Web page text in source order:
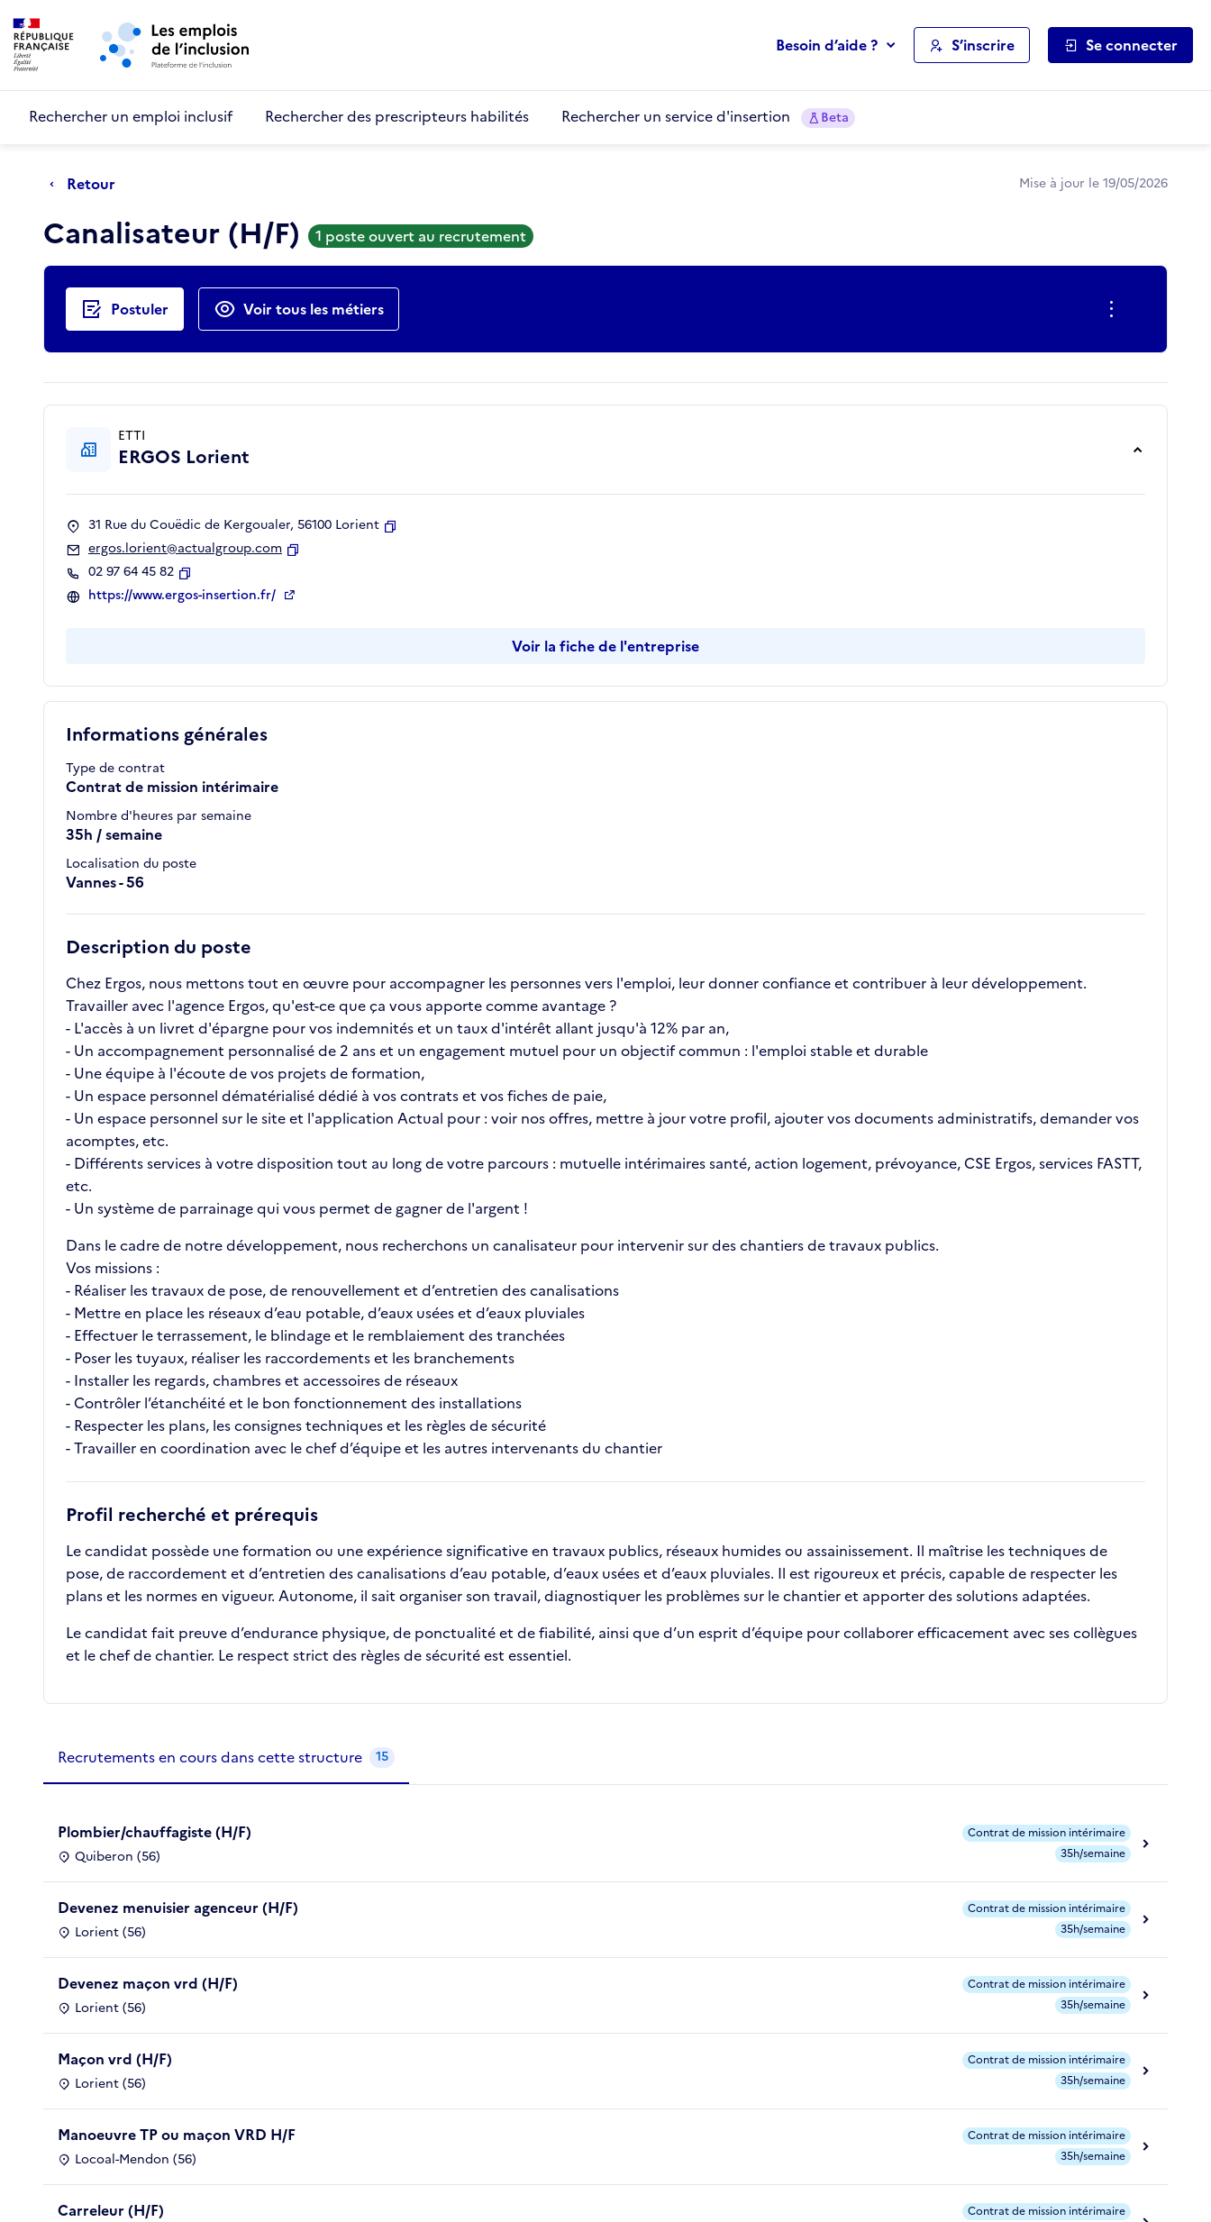
Aller au menu principal
Besoin d’aide ? S’inscrire Se connecter
Rechercher un emploi inclusif Rechercher des prescripteurs habilités Rechercher un service d'insertion Beta
Retour Mise à jour le 19/05/2026
Canalisateur (H/F) 1 poste ouvert au recrutement
Actions rapides
Postuler Voir tous les métiers
Informations générales
Type de contrat
Contrat de mission intérimaire
Nombre d'heures par semaine
35h / semaine
Localisation du poste
Vannes - 56
Description du poste
Chez Ergos, nous mettons tout en œuvre pour accompagner les personnes vers l'emploi, leur donner confiance et contribuer à leur développement.
Travailler avec l'agence Ergos, qu'est-ce que ça vous apporte comme avantage ?
- L'accès à un livret d'épargne pour vos indemnités et un taux d'intérêt allant jusqu'à 12% par an,
- Un accompagnement personnalisé de 2 ans et un engagement mutuel pour un objectif commun : l'emploi stable et durable
- Une équipe à l'écoute de vos projets de formation,
- Un espace personnel dématérialisé dédié à vos contrats et vos fiches de paie,
- Un espace personnel sur le site et l'application Actual pour : voir nos offres, mettre à jour votre profil, ajouter vos documents administratifs, demander vos
acomptes, etc.
- Différents services à votre disposition tout au long de votre parcours : mutuelle intérimaires santé, action logement, prévoyance, CSE Ergos, services FASTT,
etc.
- Un système de parrainage qui vous permet de gagner de l'argent !
Dans le cadre de notre développement, nous recherchons un canalisateur pour intervenir sur des chantiers de travaux publics.
Vos missions :
- Réaliser les travaux de pose, de renouvellement et d’entretien des canalisations
- Mettre en place les réseaux d’eau potable, d’eaux usées et d’eaux pluviales
- Effectuer le terrassement, le blindage et le remblaiement des tranchées
- Poser les tuyaux, réaliser les raccordements et les branchements
- Installer les regards, chambres et accessoires de réseaux
- Contrôler l’étanchéité et le bon fonctionnement des installations
- Respecter les plans, les consignes techniques et les règles de sécurité
- Travailler en coordination avec le chef d’équipe et les autres intervenants du chantier
Profil recherché et prérequis
Le candidat possède une formation ou une expérience significative en travaux publics, réseaux humides ou assainissement. Il maîtrise les techniques de
pose, de raccordement et d’entretien des canalisations d’eau potable, d’eaux usées et d’eaux pluviales. Il est rigoureux et précis, capable de respecter les
plans et les normes en vigueur. Autonome, il sait organiser son travail, diagnostiquer les problèmes sur le chantier et apporter des solutions adaptées.
Le candidat fait preuve d’endurance physique, de ponctualité et de fiabilité, ainsi que d’un esprit d’équipe pour collaborer efficacement avec ses collègues
et le chef de chantier. Le respect strict des règles de sécurité est essentiel.
ETTI
ERGOS Lorient
31 Rue du Couëdic de Kergoualer, 56100 Lorient
ergos.lorient@actualgroup.com
02 97 64 45 82
Copier
https://www.ergos-insertion.fr/
Voir la fiche de l'entreprise
Recrutements de la structure
Recrutements en cours dans cette structure 15
Plombier/chauffagiste (H/F)
Quiberon (56)
Contrat de mission intérimaire
35h/semaine
Devenez menuisier agenceur (H/F)
Lorient (56)
Contrat de mission intérimaire
35h/semaine
Devenez maçon vrd (H/F)
Lorient (56)
Contrat de mission intérimaire
35h/semaine
Maçon vrd (H/F)
Lorient (56)
Contrat de mission intérimaire
35h/semaine
Manoeuvre TP ou maçon VRD H/F
Locoal-Mendon (56)
Contrat de mission intérimaire
35h/semaine
Carreleur (H/F)
Contrat de mission intérimaire